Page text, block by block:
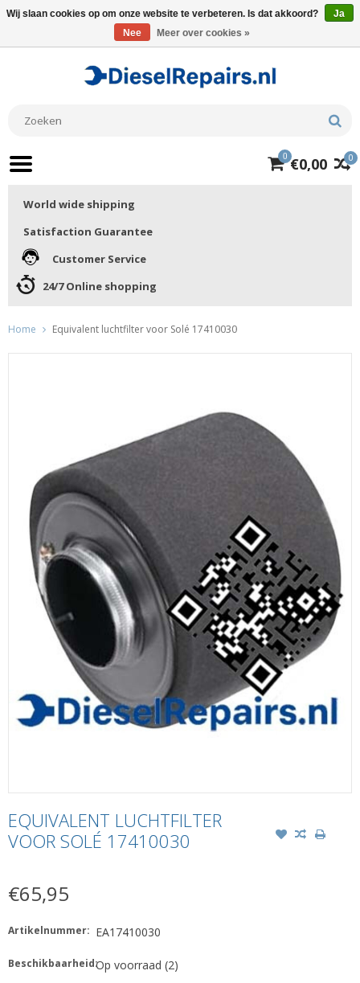
0
0 €0,00
World wide shipping
Satisfaction Guarantee
Customer Service
24/7 Online shopping
Home Equivalent luchtfilter voor Solé 17410030
EQUIVALENT LUCHTFILTER
VOOR SOLÉ 17410030
€65,95
Artikelnummer: EA17410030
Beschikbaarheid:Op voorraad (2)
Wij slaan cookies op om onze website te verbeteren. Is dat akkoord?
Ja
Nee
Meer over cookies »